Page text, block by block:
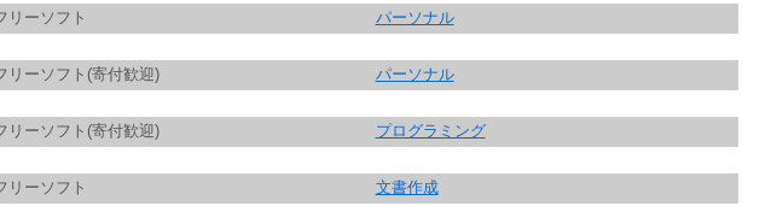
リーソフト
パーソナル
リーソフト(寄付歓迎)
パーソナル
リーソフト(寄付歓迎)
プログラミング
リーソフト
文書作成